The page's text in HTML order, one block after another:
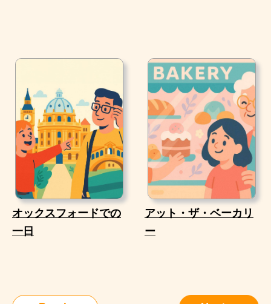
オックスフォードでの
一日
アット・ザ・ベーカリ
ー